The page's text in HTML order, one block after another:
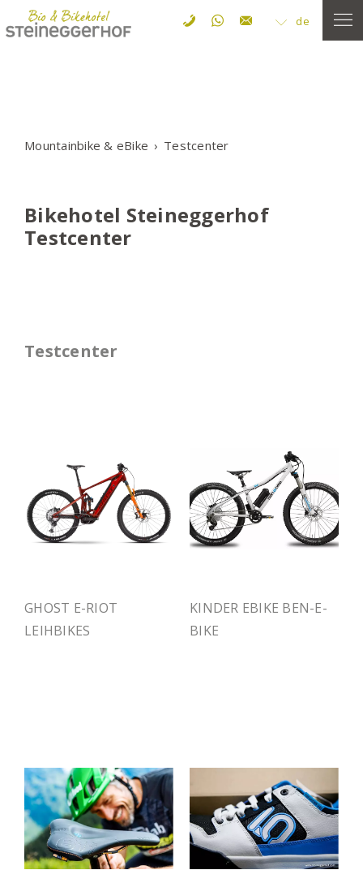
de
Mountainbike & eBike Testcenter
Bikehotel Steineggerhof
Testcenter
Testcenter
GHOST E-RIOT
LEIHBIKES
KINDER EBIKE BEN-E-
BIKE